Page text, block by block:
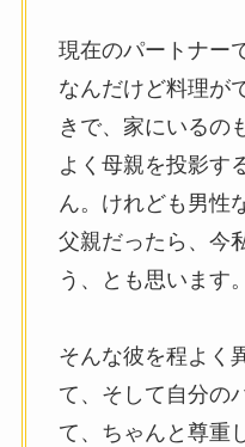
現在のパートナー
なんだけど料理が
きで、家にいるの
よく母親を投影す
ん。けれども男性
父親だったら、今
う、とも思います。
そんな彼を程よく
て、そして自分の
て、ちゃんと尊重